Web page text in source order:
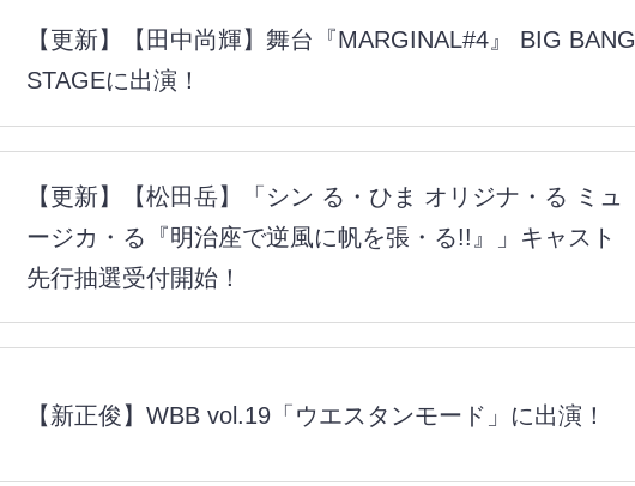
【更新】【田中尚輝】舞台『MARGINAL#4』 BIG BANG
STAGEに出演！
【更新】【松田岳】「シン る・ひま オリジナ・る ミュ
ージカ・る『明治座で逆風に帆を張・る!!』」キャスト
先行抽選受付開始！
【新正俊】WBB vol.19「ウエスタンモード」に出演！